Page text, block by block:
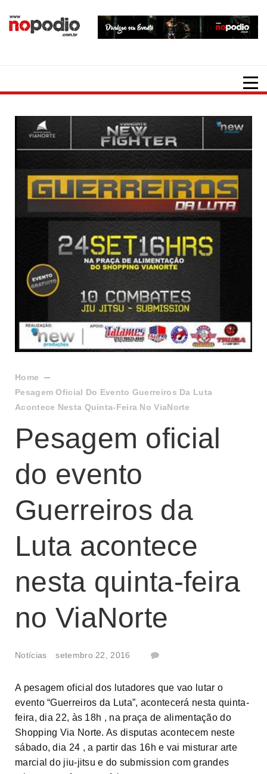
Home
Pesagem Oficial Do Evento Guerreiros Da Luta
Acontece Nesta Quinta-Feira No ViaNorte
Pesagem oficial
do evento
Guerreiros da
Luta acontece
nesta quinta-feira
no ViaNorte
Notícias setembro 22, 2016
A pesagem oficial dos lutadores que vao lutar o
evento “Guerreiros da Luta”, acontecerá nesta quinta-
feira, dia 22, às 18h , na praça de alimentação do
Shopping Via Norte. As disputas acontecem neste
sábado, dia 24 , a partir das 16h e vai misturar arte
marcial do jiu-jitsu e do submission com grandes